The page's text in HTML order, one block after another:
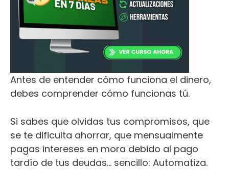
Antes de entender cómo funciona el dinero,
debes comprender cómo funcionas tú.
Si sabes que olvidas tus compromisos, que
se te dificulta ahorrar, que mensualmente
pagas intereses en mora debido al pago
tardío de tus deudas… sencillo: Automatiza.